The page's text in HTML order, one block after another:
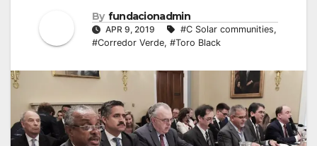
By fundacionadmin
APR 9, 2019 #C Solar communities,
#Corredor Verde, #Toro Black